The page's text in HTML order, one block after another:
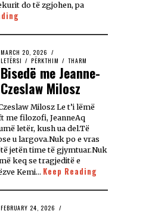
do të zgjohen, pa
MARCH 20, 2026
LETËRSI / PËRKTHIM / THARM
Bisedë me Jeanne-
Czeslaw Milosz
Milosz Le t’i lëmë
me filozofi, JeanneAq
letër, kush ua del.Të
u largova.Nuk po e vras
jetën time të gjymtuar.Nuk
keq se tragjeditë e
Kemi… Keep Reading
FEBRUARY 24, 2026